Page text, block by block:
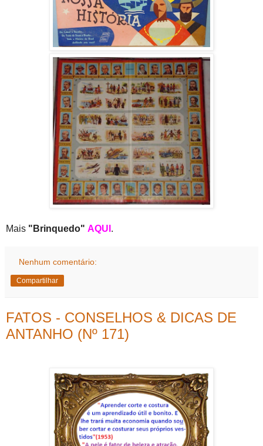
Mais "Brinquedo" AQUI .
Nenhum comentário:
Compartilhar
FATOS - CONSELHOS & DICAS DE
ANTANHO (Nº 171)